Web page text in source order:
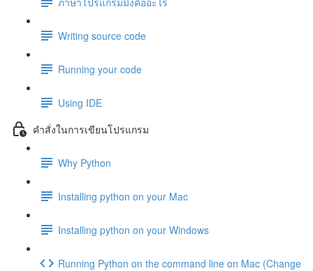
Writing source code
Running your code
Using IDE
คำสั่งในการเขียนโปรแกรม
Why Python
Installing python on your Mac
Installing python on your Windows
Running Python on the command line on Mac (Change